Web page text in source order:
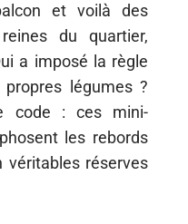
et voilà des
du quartier,
a imposé la règle
légumes ?
code : ces mini-
les rebords
réserves